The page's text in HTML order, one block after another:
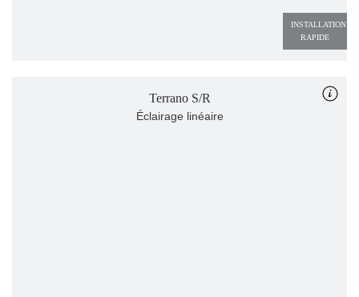
INSTALLATION
RAPIDE
Terrano S/R
Éclairage linéaire